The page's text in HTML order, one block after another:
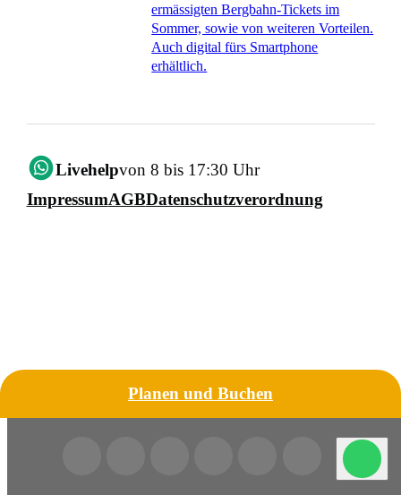
ermässigten Bergbahn-Tickets im
Sommer, sowie von weiteren Vorteilen.
Auch digital fürs Smartphone
erhältlich.
Livehelpvon 8 bis 17:30 Uhr
ImpressumAGBDatenschutzverordnung
Planen und Buchen